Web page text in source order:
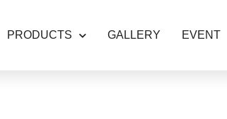
PRODUCTS GALLERY EVENT